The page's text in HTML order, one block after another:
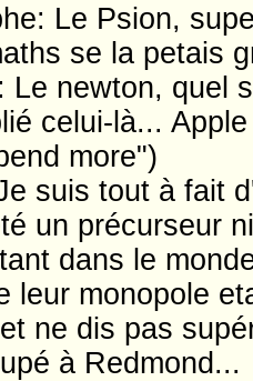
Le Psion,
se la petais
Le newton, quel
celui-là...
more")
suis tout à fait
un précurseur
dans le
leur monopole
ne dis pas
à Redmond...